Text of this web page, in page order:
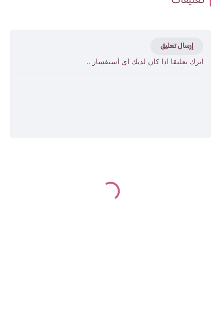
إرسال تعليق
اترك تعليقا اذا كان لديك اي أستفسار ..